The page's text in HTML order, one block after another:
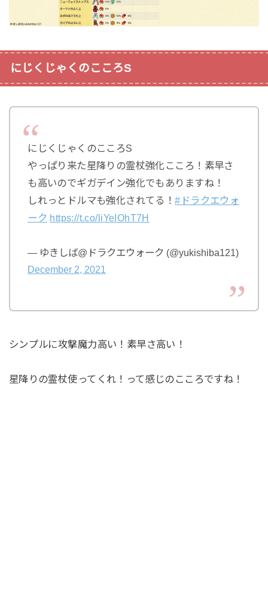
にじくじゃくのこころS
にじくじゃくのこころS
やっぱり来た星降りの霊杖強化こころ！素早さ
も高いのでギガデイン強化でもありますね！
しれっとドルマも強化されてる！#ドラクエウォ
ーク https://t.co/liYeIOhT7H
— ゆきしば@ドラクエウォーク (@yukishiba121)
December 2, 2021
シンプルに攻撃魔力高い！素早さ高い！
星降りの霊杖使ってくれ！って感じのこころですね！